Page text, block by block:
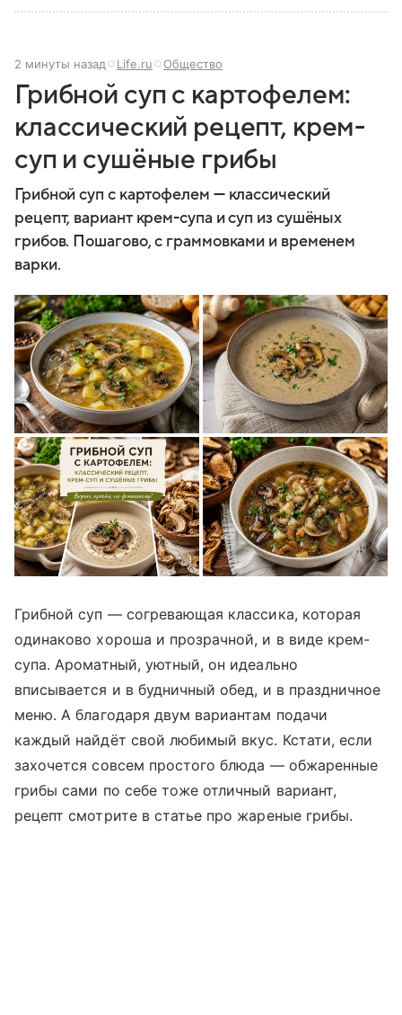
2 минуты назад Life.ru Общество
Грибной суп с картофелем:
классический рецепт, крем-
суп и сушёные грибы
Грибной суп с картофелем — классический
рецепт, вариант крем-супа и суп из сушёных
грибов. Пошагово, с граммовками и временем
варки.
Грибной суп — согревающая классика, которая
одинаково хороша и прозрачной, и в виде крем-
супа. Ароматный, уютный, он идеально
вписывается и в будничный обед, и в праздничное
меню. А благодаря двум вариантам подачи
каждый найдёт свой любимый вкус. Кстати, если
захочется совсем простого блюда — обжаренные
грибы сами по себе тоже отличный вариант,
рецепт смотрите в статье про жареные грибы.